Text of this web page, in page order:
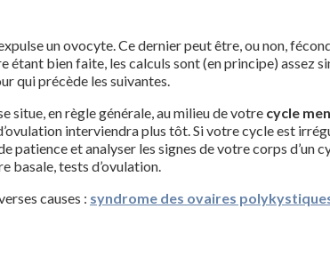
un ovocyte. Ce dernier peut être, ou non,
bien faite, les calculs sont (en principe) assez
qui précède les suivantes.
situe, en règle générale, au milieu de votre cycle
interviendra plus tôt. Si votre cycle est
et analyser les signes de votre corps d’un
basale, tests d’ovulation.
causes : syndrome des ovaires